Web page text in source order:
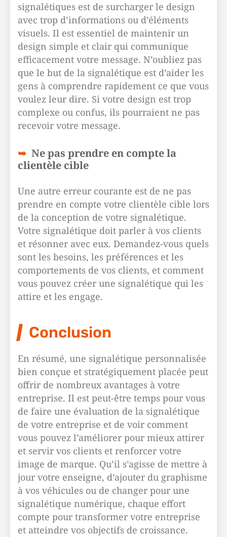
signalétiques est de surcharger le design
avec trop d’informations ou d’éléments
visuels. Il est essentiel de maintenir un
design simple et clair qui communique
efficacement votre message. N’oubliez pas
que le but de la signalétique est d’aider les
gens à comprendre rapidement ce que vous
voulez leur dire. Si votre design est trop
complexe ou confus, ils pourraient ne pas
recevoir votre message.
Ne pas prendre en compte la
clientèle cible
Une autre erreur courante est de ne pas
prendre en compte votre clientèle cible lors
de la conception de votre signalétique.
Votre signalétique doit parler à vos clients
et résonner avec eux. Demandez-vous quels
sont les besoins, les préférences et les
comportements de vos clients, et comment
vous pouvez créer une signalétique qui les
attire et les engage.
Conclusion
En résumé, une signalétique personnalisée
bien conçue et stratégiquement placée peut
offrir de nombreux avantages à votre
entreprise. Il est peut-être temps pour vous
de faire une évaluation de la signalétique
de votre entreprise et de voir comment
vous pouvez l’améliorer pour mieux attirer
et servir vos clients et renforcer votre
image de marque. Qu’il s’agisse de mettre à
jour votre enseigne, d’ajouter du graphisme
à vos véhicules ou de changer pour une
signalétique numérique, chaque effort
compte pour transformer votre entreprise
et atteindre vos objectifs de croissance.